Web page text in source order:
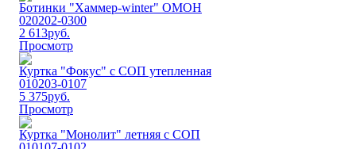
Ботинки "Хаммер-winter" ОМОН
020202-0300
2 613руб.
Просмотр
Куртка "Фокус" с СОП утепленная
010203-0107
5 375руб.
Просмотр
Куртка "Монолит" летняя с СОП